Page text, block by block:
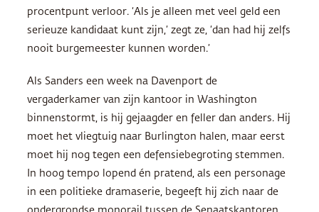
procentpunt verloor. ‘Als je alleen met veel geld een
serieuze kandidaat kunt zijn,’ zegt ze, ‘dan had hij zelfs
nooit burgemeester kunnen worden.’
Als Sanders een week na Davenport de
vergaderkamer van zijn kantoor in Washington
binnenstormt, is hij gejaagder en feller dan anders. Hij
moet het vliegtuig naar Burlington halen, maar eerst
moet hij nog tegen een defensiebegroting stemmen.
In hoog tempo lopend én pratend, als een personage
in een politieke dramaserie, begeeft hij zich naar de